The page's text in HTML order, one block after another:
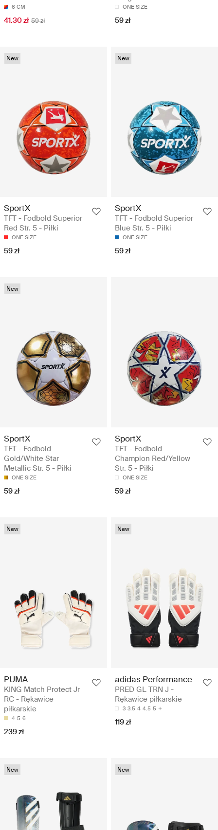
6 CM
41.30 zł 59 zł
ONE SIZE
59 zł
New
SportX
TFT - Fodbold Superior
Red Str. 5 - Piłki
ONE SIZE
59 zł
New
SportX
TFT - Fodbold Superior
Blue Str. 5 - Piłki
ONE SIZE
59 zł
New
SportX
TFT - Fodbold
Gold/White Star
Metallic Str. 5 - Piłki
ONE SIZE
59 zł
SportX
TFT - Fodbold
Champion Red/Yellow
Str. 5 - Piłki
ONE SIZE
59 zł
New
PUMA
KING Match Protect Jr
RC - Rękawice
piłkarskie
4 5 6
239 zł
New
adidas Performance
PRED GL TRN J -
Rękawice piłkarskie
3 3.5 4 4.5 5
119 zł
New New